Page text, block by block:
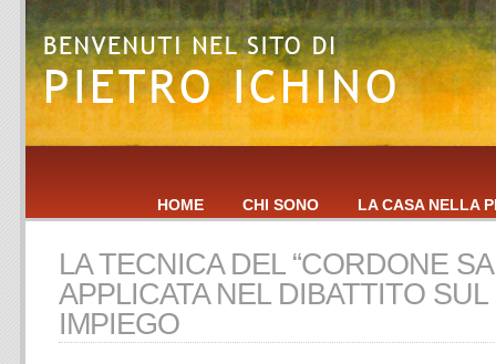
HOME CHI SONO LA CASA NELLA
LA TECNICA DEL “CORDONE
APPLICATA NEL DIBATTITO
IMPIEGO